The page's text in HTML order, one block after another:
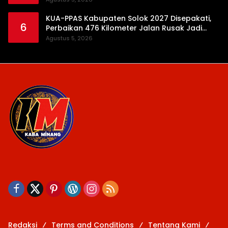
6
KUA-PPAS Kabupaten Solok 2027 Disepakati,
Perbaikan 476 Kilometer Jalan Rusak Jadi
Prioritas
Agustus 5, 2026
Redaksi Terms and Conditions Tentang Kami